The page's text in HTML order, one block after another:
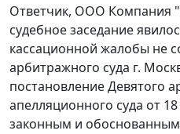
Ответчик, ООО Компания
судебное заседание
кассационной жалобы не
арбитражного суда г.
постановление Девятого
апелляционного суда от
законным и